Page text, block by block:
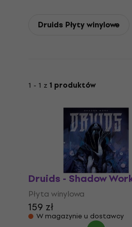
Druids Płyty winylowe
1 - 1 z 1 produktów
Druids - Shadow
Płyta winylowa
159 zł
W magazynie u dostawcy